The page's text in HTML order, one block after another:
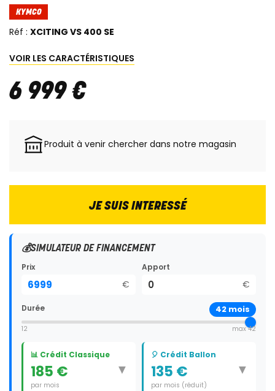
KYMCO
Réf : XCITING VS 400 SE
VOIR LES CARACTÉRISTIQUES
6 999€
Produit à venir chercher dans notre magasin
JE SUIS INTERESSÉ
💰SIMULATEUR DE FINANCEMENT
Prix
€
Apport
€
Durée 42 mois
12 max 42
📊 Crédit Classique
185 €
par mois
▼
🎈 Crédit Ballon
135 €
par mois (réduit)
▼